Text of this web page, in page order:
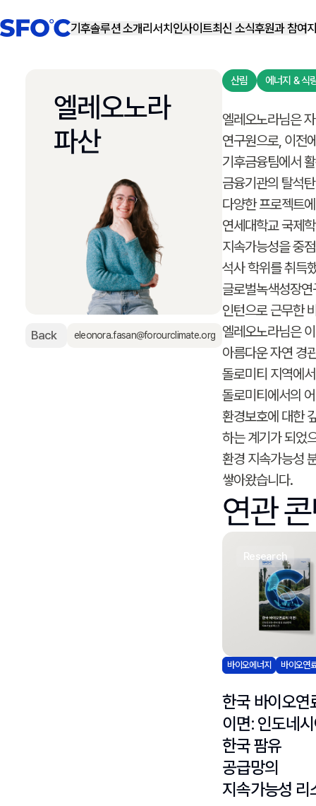
기후솔루션 소개리서치 인사이트최신 소식후원과 참여
엘레오노라
파산
Back eleonora.fasan@forourclimate.org
산림 에너지 & 식
엘레오노라님은
연구원으로, 이전
기후금융팀에서
금융기관의 탈석
다양한 프로젝트
연세대학교 국제
지속가능성을 중
석사 학위를 취득
글로벌녹색성장
인턴으로 근무한
엘레오노라님은
아름다운 자연 경
돌로미티 지역에
돌로미티에서의
환경보호에 대한
하는 계기가 되었
환경 지속가능성
쌓아왔습니다.
연관
research
바이오에너지 바이오연
한국 바이오연
이면: 인도네
한국 팜유
공급망의
지속가능성 리